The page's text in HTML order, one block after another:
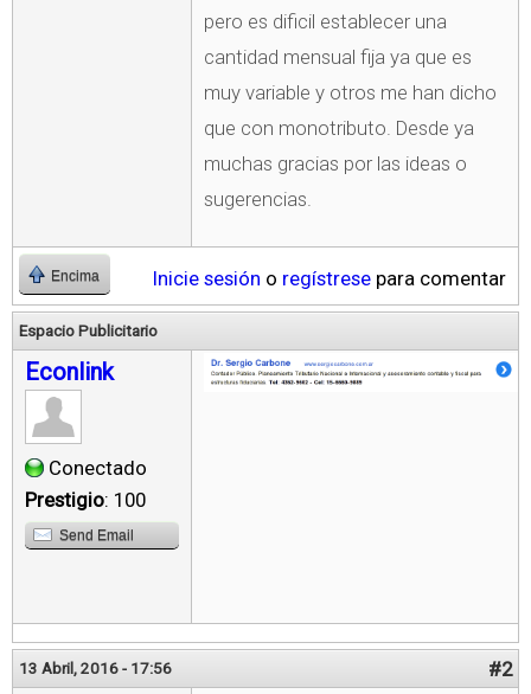
pero es dificil establecer una
cantidad mensual fija ya que es
muy variable y otros me han dicho
que con monotributo. Desde ya
muchas gracias por las ideas o
sugerencias.
Encima Inicie sesión o regístrese para comentar
Espacio Publicitario
Econlink
Conectado
Prestigio: 100
Send Email
13 Abril, 2016 - 17:56 #2